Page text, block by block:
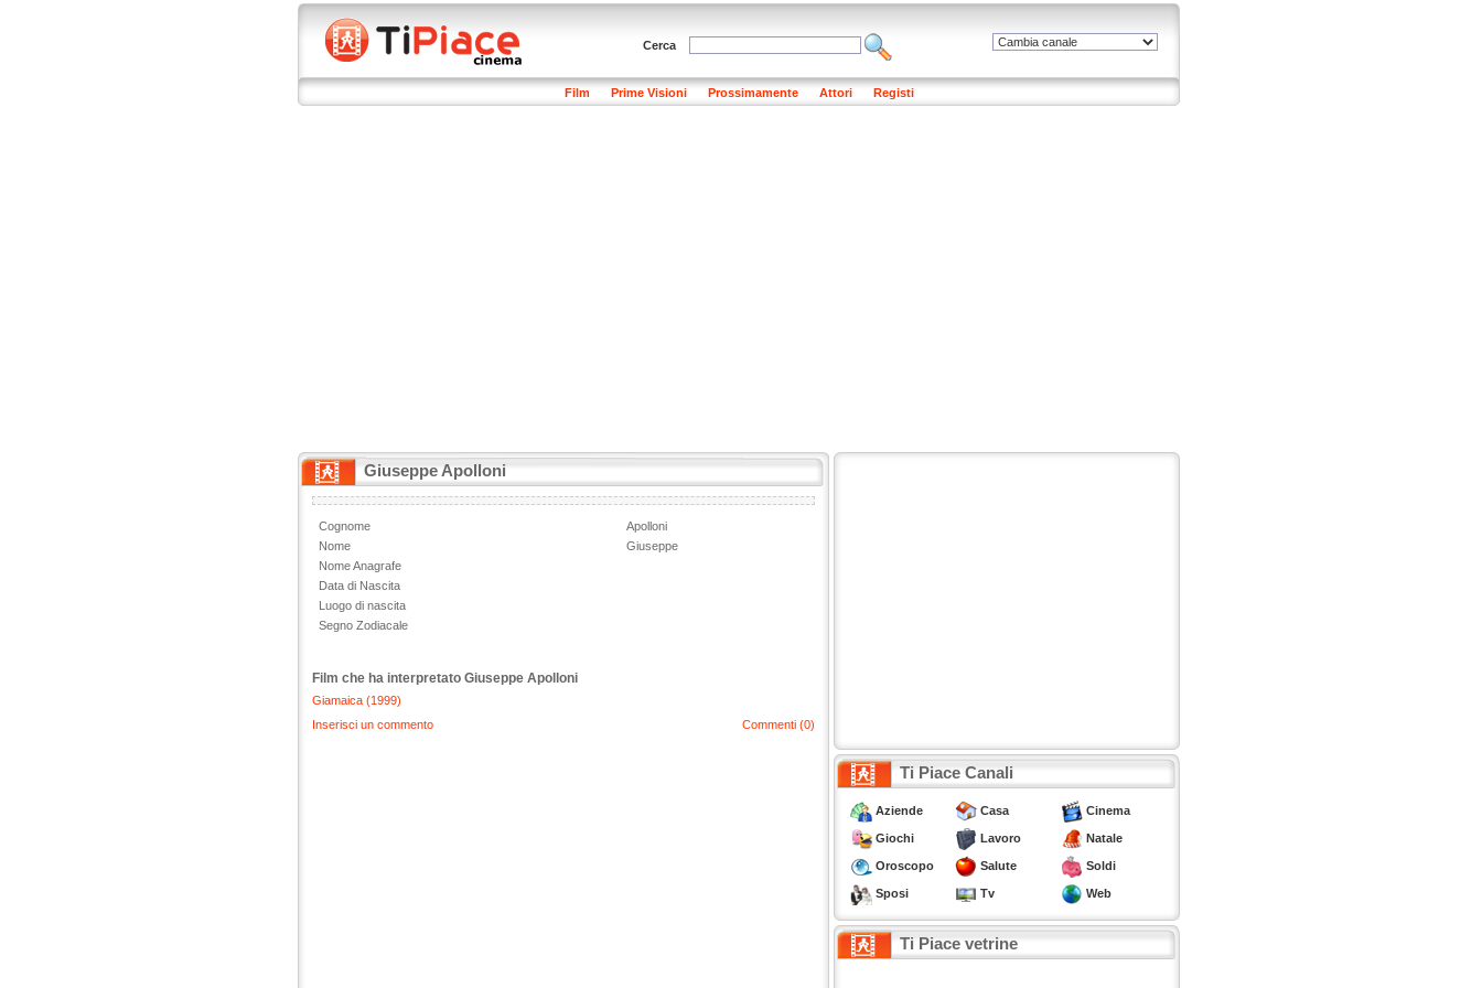
Cerca
Film Prime Visioni Prossimamente Attori Registi
Giuseppe Apolloni
Cognome
Apolloni
Nome
Giuseppe
Nome Anagrafe
Data di Nascita
Luogo di nascita
Segno Zodiacale
Film che ha interpretato Giuseppe Apolloni
Giamaica (1999)
Commenti (0)
Inserisci un commento
Ti Piace Canali
Aziende Casa Cinema
Giochi Lavoro Natale
Oroscopo Salute Soldi
Sposi Tv Web
Ti Piace vetrine